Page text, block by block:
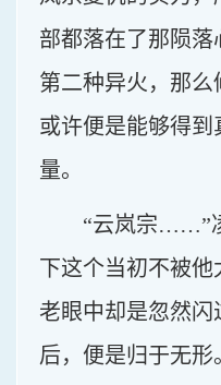
部都落在了那陨
第二种异火，那么
或许便是能够得
量。
“云岚宗……”
下这个当初不被
老眼中却是忽然闪
后，便是归于无形